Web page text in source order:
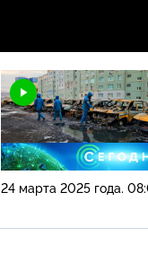
24 марта 2025 года.